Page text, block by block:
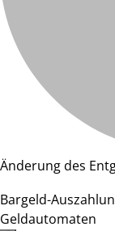
Änderung des
Bargeld-
Geldautomaten